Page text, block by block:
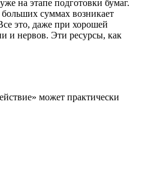
на этапе подготовки бумаг.
суммах возникает
это, даже при хорошей
и нервов. Эти ресурсы, как
может практически